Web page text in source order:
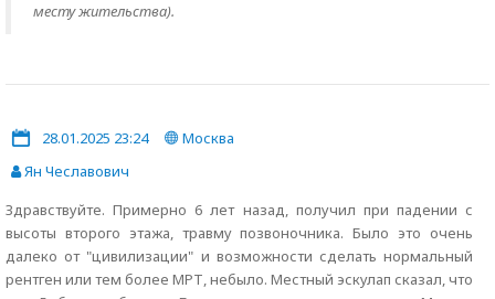
месту жительства).
28.01.2025 23:24
Москва
Ян Чеславович
Здравствуйте. Примерно 6 лет назад, получил при падении с
высоты второго этажа, травму позвоночника. Было это очень
далеко от "цивилизации" и возможности сделать нормальный
рентген или тем более МРТ, небыло. Местный эскулап сказал, что